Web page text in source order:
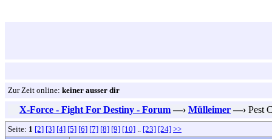
Zur Zeit online: keiner ausser dir
X-Force - Fight For Destiny - Forum —› Mülleimer —› Pest
Seite: 1 [2] [3] [4] [5] [6] [7] [8] [9] [10] .. [23] [24] >>